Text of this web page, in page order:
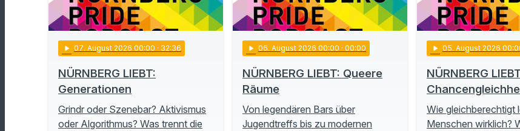
play_arrow 07. August 2026 00:00 · 32:36
NÜRNBERG LIEBT:
Generationen
Grindr oder Szenebar? Aktivismus
oder Algorithmus? Was trennt die
play_arrow 06. August 2026 00:00 · 00:00
NÜRNBERG LIEBT: Queere
Räume
Von legendären Bars über
Jugendtreffs bis zu modernen
play_arrow 05. August 2026
NÜRNBERG
Wie gleichberechtigt
Menschen wirklich?